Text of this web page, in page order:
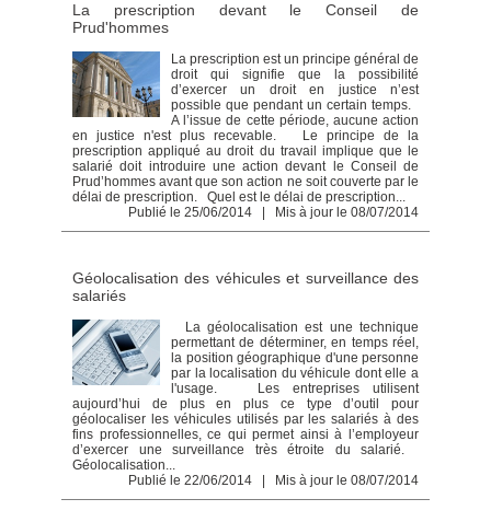
La prescription devant le Conseil de
Prud'hommes
La prescription est un principe général de
droit qui signifie que la possibilité
d’exercer un droit en justice n’est
possible que pendant un certain temps.
A l’issue de cette période, aucune action
en justice n'est plus recevable. Le principe de la
prescription appliqué au droit du travail implique que le
salarié doit introduire une action devant le Conseil de
Prud’hommes avant que son action ne soit couverte par le
délai de prescription. Quel est le délai de prescription...
Publié le 25/06/2014 | Mis à jour le 08/07/2014
Géolocalisation des véhicules et surveillance des
salariés
La géolocalisation est une technique
permettant de déterminer, en temps réel,
la position géographique d'une personne
par la localisation du véhicule dont elle a
l'usage. Les entreprises utilisent
aujourd’hui de plus en plus ce type d’outil pour
géolocaliser les véhicules utilisés par les salariés à des
fins professionnelles, ce qui permet ainsi à l’employeur
d’exercer une surveillance très étroite du salarié.
Géolocalisation...
Publié le 22/06/2014 | Mis à jour le 08/07/2014